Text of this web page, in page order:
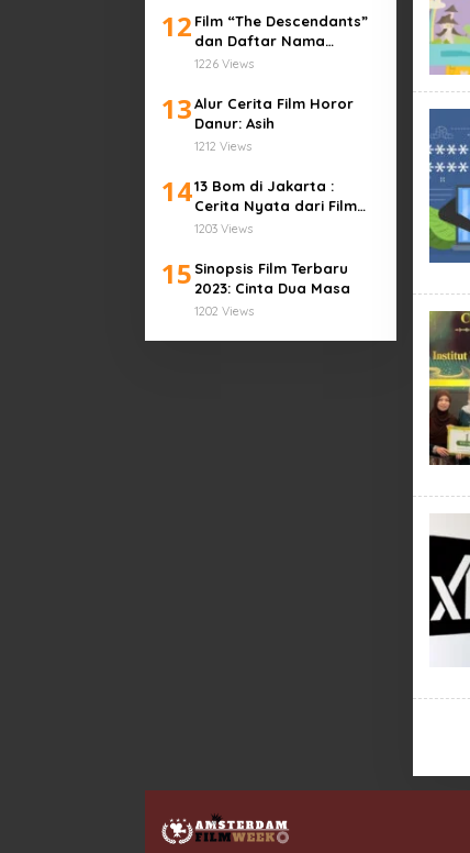
12 Film “The Descendants”
dan Daftar Nama
Pemain Beserta Latar
1226 Views
13Alur Cerita Film Horor
Danur: Asih
1212 Views
1413 Bom di Jakarta :
Cerita Nyata dari Film
Terbaru 2023
1203 Views
15 Sinopsis Film Terbaru
2023: Cinta Dua Masa
1202 Views